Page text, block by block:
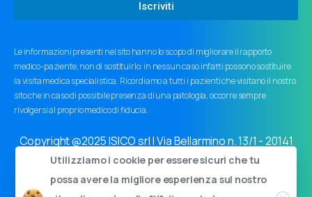
Iscriviti
Le informazioni presenti nel sito hanno lo scopo di migliorare il rapporto
medico-paziente, non di sostituirlo: in nessun caso infatti possono sostituire
la visita medica specialistica. Ricordiamo a tutti i pazienti che visitano il nostro
sito che in caso di possibile presenza di una patologia, occorre sempre
rivolgersi al proprio medico di fiducia.
Copyright @2025 ISICO srl | Via Bellarmino n. 13/1 - 20141
Milano | Cap.soc. 11000€ i.v. | C.F. e P.I. 03759440963
Privacy policy|Cookie policy|Informativa ai sensi dell'art.
Utilizziamo i cookie per essere sicuri che tu
possa avere la migliore esperienza sul nostro